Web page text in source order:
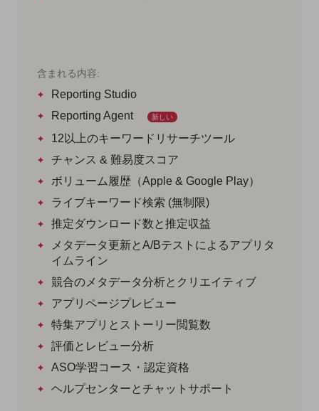
含まれる内容:
Reporting Studio
Reporting Agent
新しい
12以上のキーワードリサーチツール
チャンス & 難易度スコア
ボリューム履歴（Apple & Google Play）
ライブキーワード検索 (無制限)
推定ダウンロード数と推定収益
メタデータ更新とA/Bテストによるアプリタ
イムライン
競合のメタデータ分析とクリエイティブ
アプリページプレビュー
特集アプリとストーリー閲覧数
評価とレビュー分析
ASO学習コース・認定資格
ヘルプセンターとチャットサポート